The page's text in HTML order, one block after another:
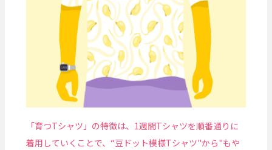
「育つTシャツ」の特徴は、1週間Tシャツを順番通りに
着用していくことで、“豆ドット模様Tシャツ"から"もや